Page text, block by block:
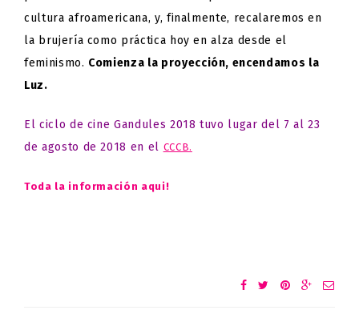
cultura afroamericana, y, finalmente, recalaremos en
la brujería como práctica hoy en alza desde el
feminismo. Comienza la proyección, encendamos la
Luz.
El ciclo de cine Gandules 2018 tuvo lugar del 7 al 23
de agosto de 2018 en el CCCB.
Toda la información aqui!